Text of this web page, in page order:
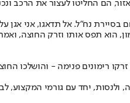
נח"ל. אל תדאגו, אני אגן
הוא תפס אותו וזרק החוצה,
פנימה - והושלכו
יחד עם גורמי